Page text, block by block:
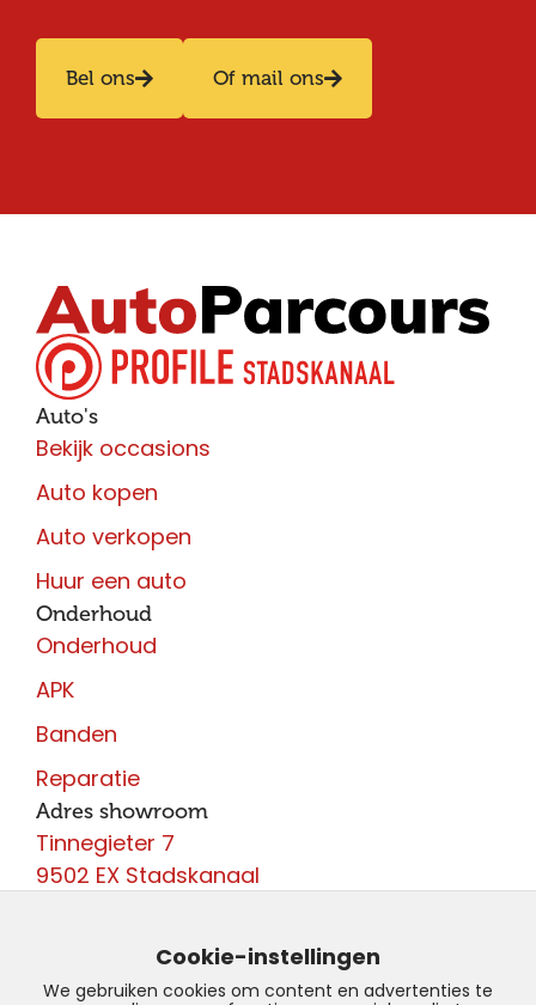
Bel ons Of mail ons
Auto's
Bekijk occasions
Auto kopen
Auto verkopen
Huur een auto
Onderhoud
Onderhoud
APK
Banden
Reparatie
Adres showroom
Tinnegieter 7
9502 EX Stadskanaal
info@autoparcours.nl
Cookie-instellingen
We gebruiken cookies om content en advertenties te